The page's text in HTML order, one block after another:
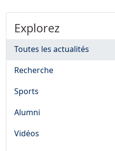
Explorez
Toutes les actualités
Recherche
Sports
Alumni
Vidéos